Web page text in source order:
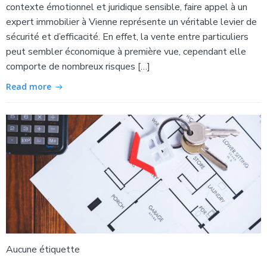
contexte émotionnel et juridique sensible, faire appel à un
expert immobilier à Vienne représente un véritable levier de
sécurité et d’efficacité. En effet, la vente entre particuliers
peut sembler économique à première vue, cependant elle
comporte de nombreux risques […]
Read more
Aucune étiquette